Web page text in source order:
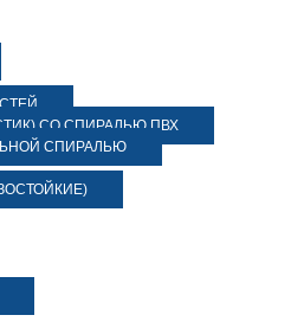
СО СПИРАЛЬЮ ПВХ
СПИРАЛЬЮ